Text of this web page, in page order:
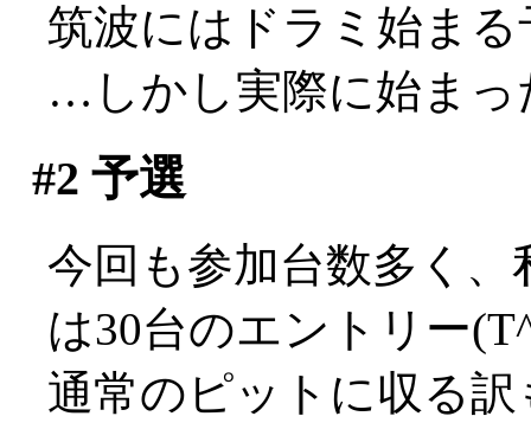
筑波にはドラミ始ま
…しかし実際に始まっ
#2 予選
今回も参加台数多く
は30台のエントリー
通常のピットに収る